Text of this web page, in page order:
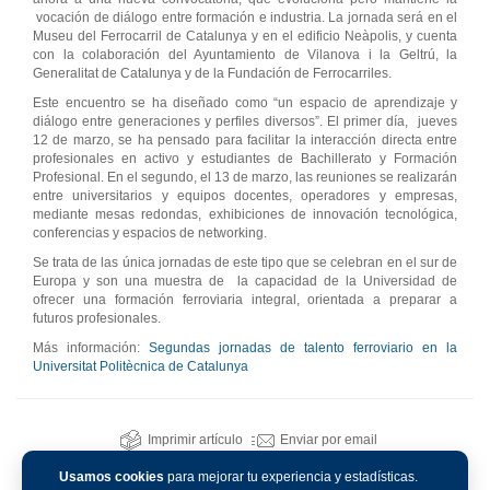
Usamos cookies para mejorar tu experiencia y estadísticas.
vocación de diálogo entre formación e industria. La jornada será en el
Museu del Ferrocarril de Catalunya y en el edificio Neàpolis, y cuenta
con la colaboración del Ayuntamiento de Vilanova i la Geltrú, la
Generalitat de Catalunya y de la Fundación de Ferrocarriles.
Este encuentro se ha diseñado como “un espacio de aprendizaje y
diálogo entre generaciones y perfiles diversos”. El primer día, jueves
12 de marzo, se ha pensado para facilitar la interacción directa entre
profesionales en activo y estudiantes de Bachillerato y Formación
Profesional. En el segundo, el 13 de marzo, las reuniones se realizarán
entre universitarios y equipos docentes, operadores y empresas,
mediante mesas redondas, exhibiciones de innovación tecnológica,
conferencias y espacios de networking.
Se trata de las única jornadas de este tipo que se celebran en el sur de
Europa y son una muestra de la capacidad de la Universidad de
ofrecer una formación ferroviaria integral, orientada a preparar a
futuros profesionales.
Más información: Segundas jornadas de talento ferroviario en la
Universitat Politècnica de Catalunya
Imprimir artículo Enviar por email